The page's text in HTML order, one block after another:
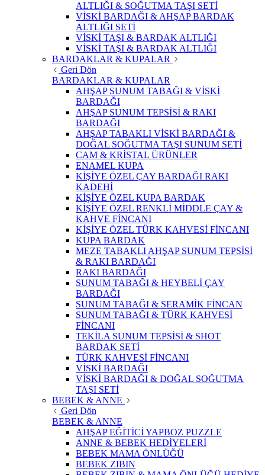
ALTLIĞI & SOĞUTMA TAŞI SETİ
VİSKİ BARDAĞI & AHŞAP BARDAK
ALTLIĞI SETİ
VİSKİ TAŞI & BARDAK ALTLIĞI
VİSKİ TAŞI & BARDAK ALTLIĞI
BARDAKLAR & KUPALAR
Geri Dön
BARDAKLAR & KUPALAR
AHŞAP SUNUM TABAĞI & VİSKİ
BARDAĞI
AHŞAP SUNUM TEPSİSİ & RAKI
BARDAĞI
AHŞAP TABAKLI VİSKİ BARDAĞI &
DOĞAL SOĞUTMA TAŞI SUNUM SETİ
CAM & KRİSTAL ÜRÜNLER
ENAMEL KUPA
KİŞİYE ÖZEL ÇAY BARDAĞI RAKI
KADEHİ
KİŞİYE ÖZEL KUPA BARDAK
KİŞİYE ÖZEL RENKLİ MİDDLE ÇAY &
KAHVE FİNCANI
KİŞİYE ÖZEL TÜRK KAHVESİ FİNCANI
KUPA BARDAK
MEZE TABAKLI AHŞAP SUNUM TEPSİSİ
& RAKI BARDAĞI
RAKI BARDAĞI
SUNUM TABAĞI & HEYBELİ ÇAY
BARDAĞI
SUNUM TABAĞI & SERAMİK FİNCAN
SUNUM TABAĞI & TÜRK KAHVESİ
FİNCANI
TEKİLA SUNUM TEPSİSİ & SHOT
BARDAK SETİ
TÜRK KAHVESİ FİNCANI
VİSKİ BARDAĞI
VİSKİ BARDAĞI & DOĞAL SOĞUTMA
TAŞI SETİ
BEBEK & ANNE
Geri Dön
BEBEK & ANNE
AHŞAP EĞİTİCİ YAPBOZ PUZZLE
ANNE & BEBEK HEDİYELERİ
BEBEK MAMA ÖNLÜĞÜ
BEBEK ZIBIN